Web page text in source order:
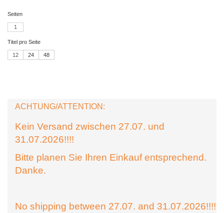
Seiten
1
Titel pro Seite
12 24 48
ACHTUNG/ATTENTION:
Kein Versand zwischen 27.07. und
31.07.2026!!!!
Bitte planen Sie Ihren Einkauf entsprechend.
Danke.
No shipping between 27.07. and 31.07.2026!!!!